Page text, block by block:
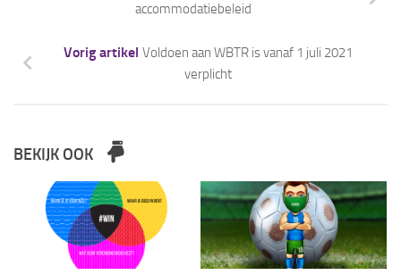
accommodatiebeleid
Vorig artikel Voldoen aan WBTR is vanaf 1 juli 2021
verplicht
BEKIJK OOK